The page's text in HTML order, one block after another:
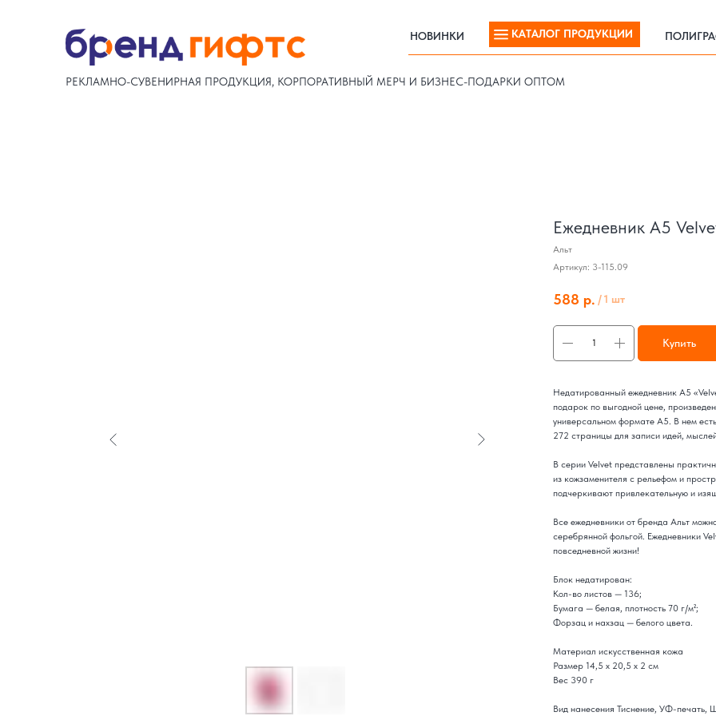
КАТАЛОГ ПРОДУКЦИИ
НОВИНКИ КАТАЛОГ ПРОДУКЦИИ
РЕКЛАМНО-СУВЕНИРНАЯ ПРОДУКЦИЯ, КОРПОРАТИВНЫЙ МЕРЧ И БИЗНЕС-ПОДАРКИ ОПТОМ
Ежедневник А5
Альт
Артикул: 3-115.09
588 р. /1 шт
Купить
Недатированный ежедневник A5
подарок по выгодной цене,
универсальном формате А5. В нем
272 страницы для записи идей,
В серии Velvet представлены
из кожзаменителя с рельефом и
подчеркивают привлекательную и
Все ежедневники от бренда Альт
серебрянной фольгой. Ежедневники
повседневной жизни!
Блок недатирован:
Кол-во листов — 136;
Бумага — белая, плотность 70 г/м²;
Форзац и нахзац — белого цвета.
Материал искусственная кожа
Размер 14,5 х 20,5 х 2 см
Вес 390 г
Вид нанесения Тиснение, УФ-печать,